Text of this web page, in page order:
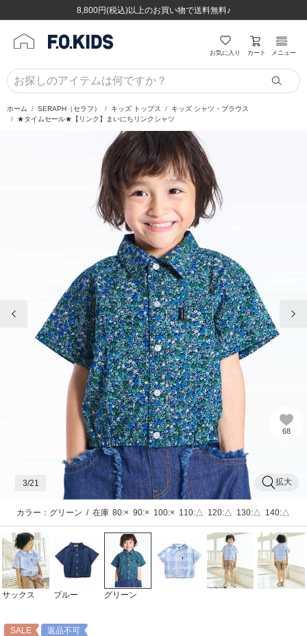
8,800円(税込)以上のお買い物で送料無料♪
ほぼ全品半額！！8/12(水)お昼12:59まで！！
8,800円(税込)以上のお買い物で送料無料♪
ほぼ全品半額！！8/12(水)お昼12:59まで！！
お気に入り カート メニュー
ホーム SERAPH（セラフ） キッズ トップス
キッズ シャツ・ブラウス
★タイムセール★【リンク】まいにちリンクシャツ
68
拡大
3/21
カラー：グリーン / 在庫 80:× 90:× 100:× 110:△ 120:△ 130:△ 140:△
サックス ブルー グリーン
SALE 返品不可